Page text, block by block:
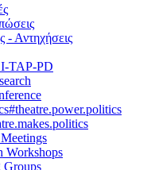
Αντηχήσεις
I-TAP-PD
Workshops